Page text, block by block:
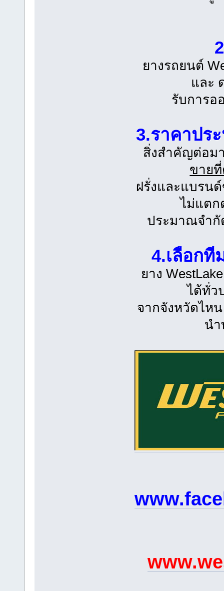
ยางรถยนต์
และ
รับการอ
3.ราคาปร
สิ่งสำคัญต่อม
ขาย
ฝรั่งและแบรน
ไม่แตก
ประมาณจำกั
4.เลือกที
ยาง
ได้ทั่ว
จากจังหวัดไห
นำ